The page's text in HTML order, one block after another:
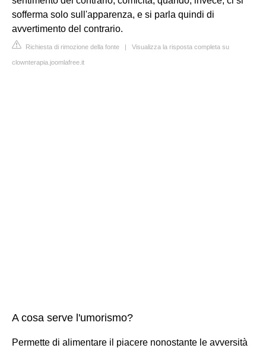
sofferma solo sull'apparenza, e si parla quindi di
avvertimento del contrario.
Richiesta di rimozione della fonte | Visualizza la risposta completa su
clownterapia.joomlafree.it
A cosa serve l'umorismo?
Permette di alimentare il piacere nonostante le avversità